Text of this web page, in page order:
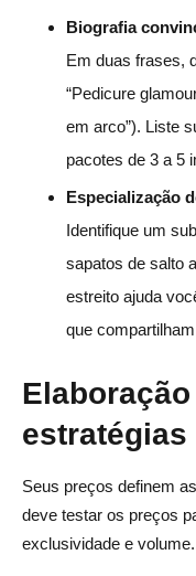
Biografia
Em duas frases,
“Pedicure
em arco”). Liste
pacotes de 3 a 5
Especialização
Identifique um
sapatos de salto
estreito ajuda
que
Seus preços definem
deve testar os preços
exclusividade e volume.